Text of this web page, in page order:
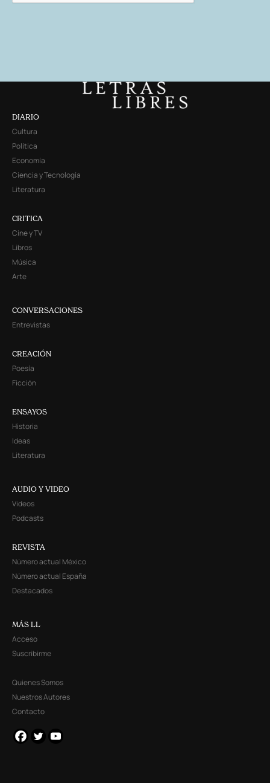
DIARIO
Cultura
Política
Economía
Ciencia y Tecnología
Literatura
CRITICA
Cine y TV
Libros
Música
Arte
CONVERSACIONES
Entrevistas
CREACIÓN
Poesía
Ficción
ENSAYOS
Historia
Ideas
Literatura
AUDIO Y VIDEO
Videos
Podcasts
REVISTA
Número actual México
Número actual España
Destacados
MÁS LL
Acceso
Suscribirme
Quienes Somos
Nuestros Autores
Contacto